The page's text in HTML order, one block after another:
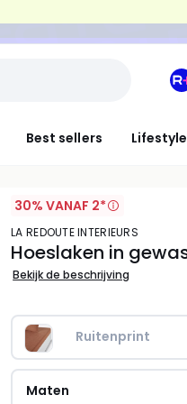
Best sellers Lifestyle
+
30% VANAF 2*
LA REDOUTE INTERIEURS
Hoeslaken in
Bekijk de beschrijving
Ruitenprint
Maten